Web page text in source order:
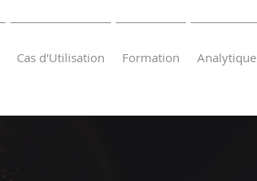
Cas d'Utilisation Formation Analytique